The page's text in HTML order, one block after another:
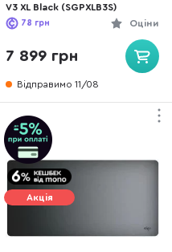
V3 XL Black (SGPXLB3S)
Оціни
78 грн
7 899 грн
Відправимо 11/08
Акція